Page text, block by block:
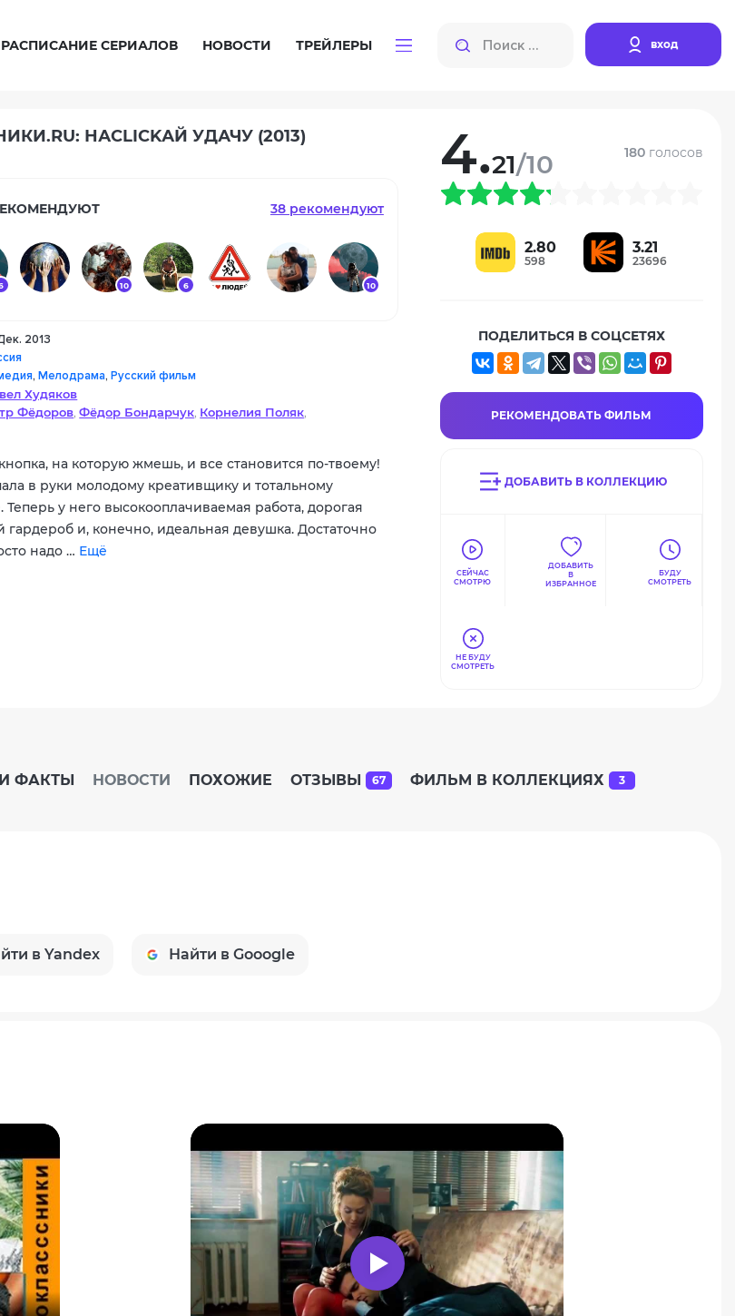
РАСПИСАНИЕ СЕРИАЛОВ НОВОСТИ ТРЕЙЛЕРЫ вход
НАCLICKАЙ УДАЧУ (2013)
38 рекомендуют
10 6 10
2013
,Мелодрама,Русский фильм
Худяков
Фёдоров,Фёдор Бондарчук, Корнелия Поляк,
на которую жмешь, и все становится по-твоему!
в руки молодому креативщику и тотальному
у него высокооплачиваемая работа, дорогая
и, конечно, идеальная девушка. Достаточно
надо … Ещё
4.21/10 180голосов
2.80
598
3.21
23696
ПОДЕЛИТЬСЯ В СОЦСЕТЯХ
РЕКОМЕНДОВАТЬ ФИЛЬМ
ДОБАВИТЬ В КОЛЛЕКЦИЮ
СЕЙЧАС
СМОТРЮ
ДОБАВИТЬ
В
ИЗБРАННОЕ
БУДУ
СМОТРЕТЬ
НЕ БУДУ
СМОТРЕТЬ
ФАКТЫ НОВОСТИ ПОХОЖИЕ ОТЗЫВЫ 67 ФИЛЬМ В КОЛЛЕКЦИЯХ 3
в Yandex Найти в Gooogle